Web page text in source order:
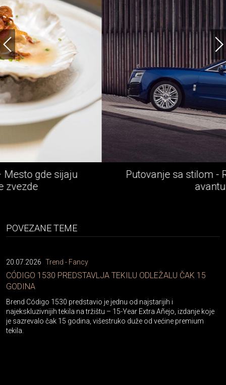
Putovanje sa stilom - Rolls-Royce epska
POVEZANE TEME
20.07.2026 Trend - Fancy
CÓDIGO 1530 PREDSTAVLJA TEKILU ODLEŽALU ČAK 15
GODINA
Brend Código 1530 predstavio je jednu od najstarijih i
najekskluzivnijih tekila na tržištu – 15-Year Extra Añejo, izdanje koje
je sazrevalo čak 15 godina, višestruko duže od većine premium
tekila.